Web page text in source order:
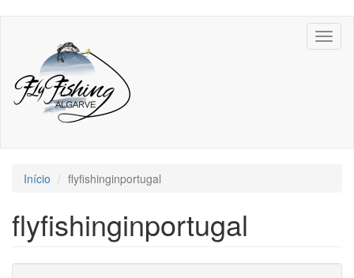
conteúdo
principal
Início flyfishinginportugal
flyfishinginportugal